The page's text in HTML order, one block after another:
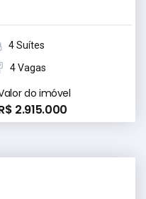
4 Suítes
4 Vagas
do imóvel
2.915.000